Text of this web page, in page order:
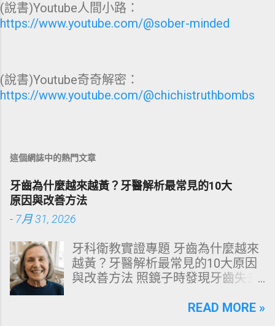
(說書)Youtube人間小路：
https://www.youtube.com/@sober-minded
(說書)Youtube奇奇解密：
https://www.youtube.com/@chichistruthbombs
這個網誌中的熱門文章
牙齒為什麼越來越黃？牙醫解析最常見的10大
原因與改善方法
- 7月 31, 2026
牙科衛教實證專題 牙齒為什麼越來
越黃？牙醫解析最常見的10大原因
與改善方法 照鏡子時發現牙齒失去
文由專業牙科思維出發，深度剖析
READ MORE »